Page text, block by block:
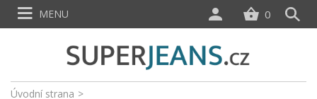
Úvodní strana >
0
MENU